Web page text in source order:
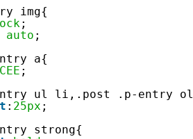
img{
;
auto ;
a{
;
ul li,.post .p-entry
: 25px ;
strong{